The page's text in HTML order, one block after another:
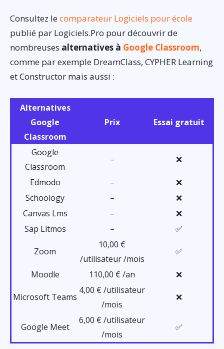
Consultez lecomparateur Logiciels pour école
publié par Logiciels.Pro pour découvrir de
nombreuses alternatives à Google Classroom,
comme par exemple DreamClass, CYPHER Learning
et Constructor mais aussi :
Alternatives
Google
Classroom
Prix Essai gratuit
Google
Classroom
– ❌
Edmodo –
❌
Schoology
–
❌
Canvas Lms
–
❌
Sap Litmos
– ✅
Zoom
10,00 €
/utilisateur /mois
✅
Moodle 110,00 € /an ❌
Microsoft Teams
4,00 € /utilisateur
/mois
❌
Google Meet
6,00 € /utilisateur
/mois
✅